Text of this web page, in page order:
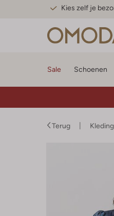
Kies zelf je
Sale Schoenen
Terug Kleding